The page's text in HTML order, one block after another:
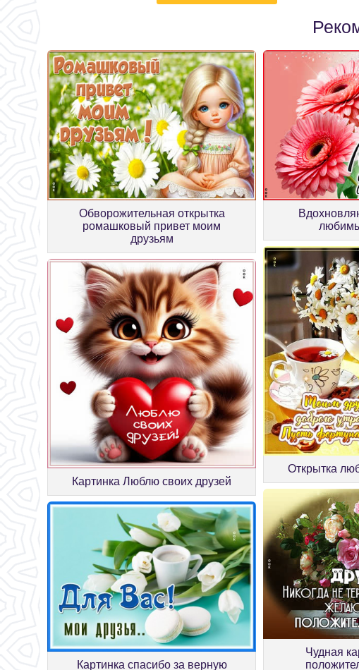
Обворожительная открытка
ромашковый привет моим
друзьям
Картинка Люблю своих друзей
Открытка
Картинка спасибо за верную
Чудная